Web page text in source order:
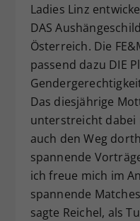
Ladies Linz
DAS
Österreich. Die
passend dazu DIE
Das diesjährige
unterstreicht dabei
auch den Weg
spannende
ich freue mich im
spannende
sagte Reichel, als